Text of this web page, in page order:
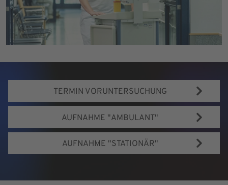
TERMIN VORUNTERSUCHUNG
AUFNAHME "AMBULANT"
AUFNAHME "STATIONÄR"